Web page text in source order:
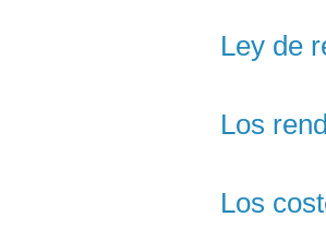
Ley de
Los
Los